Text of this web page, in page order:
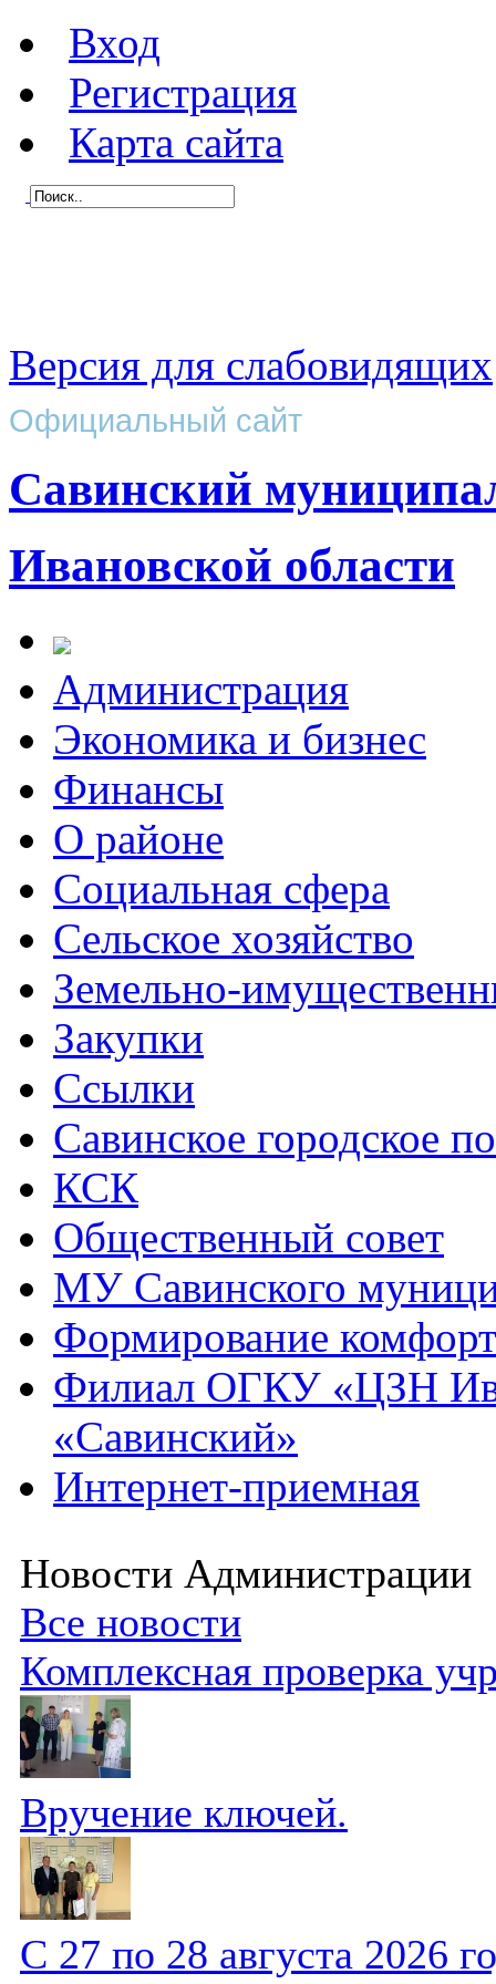
Вход
Регистрация
Карта сайта
Версия для слабовидящих
Официальный сайт
Савинский
Ивановской области
Администрация
Экономика и бизнес
Финансы
О районе
Социальная сфера
Сельское хозяйство
Земельно-
Закупки
Ссылки
Савинское городское
КСК
Общественный совет
МУ Савинского
Формирование
Филиал ОГКУ «ЦЗН
«Савинский»
Интернет-приемная
Новости Администрации
Все новости
Комплексная проверка
Вручение ключей.
С 27 по 28 августа 2026